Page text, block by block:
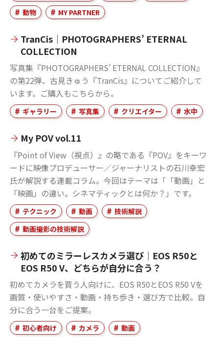
動物
MY PARTNER
TranCis｜PHOTOGRAPHERS’ ETERNAL
COLLECTION
写真集『PHOTOGRAPHERS’ ETERNAL COLLECTION』
の第22弾、古見きゅう『TranCis』についてご紹介して
います。ご購入もこちらから。
ギャラリー 写真集 クリエイター 水中
My POV vol.11
『Point of View（視点）』の略である『POV』をキーワ
ードに映像プロデューサー／ジャーナリストの石川幸宏
氏が解説する連載コラム。今回はテーマは「「動画」と
「映画」の違い。シネマティックとは何か？」です。
テクニック 動画
技術解説
動画撮影の技術解説
初めてのミラーレスカメラ選び｜EOS R50と
EOS R50 V、どちらが自分に合う？
初めてカメラを買う人向けに、EOS R50とEOS R50 Vを
画質・使いやすさ・動画・持ち歩き・選び方で比較。自
分に合う一台をご提案。
初心者向け カメラ 動画